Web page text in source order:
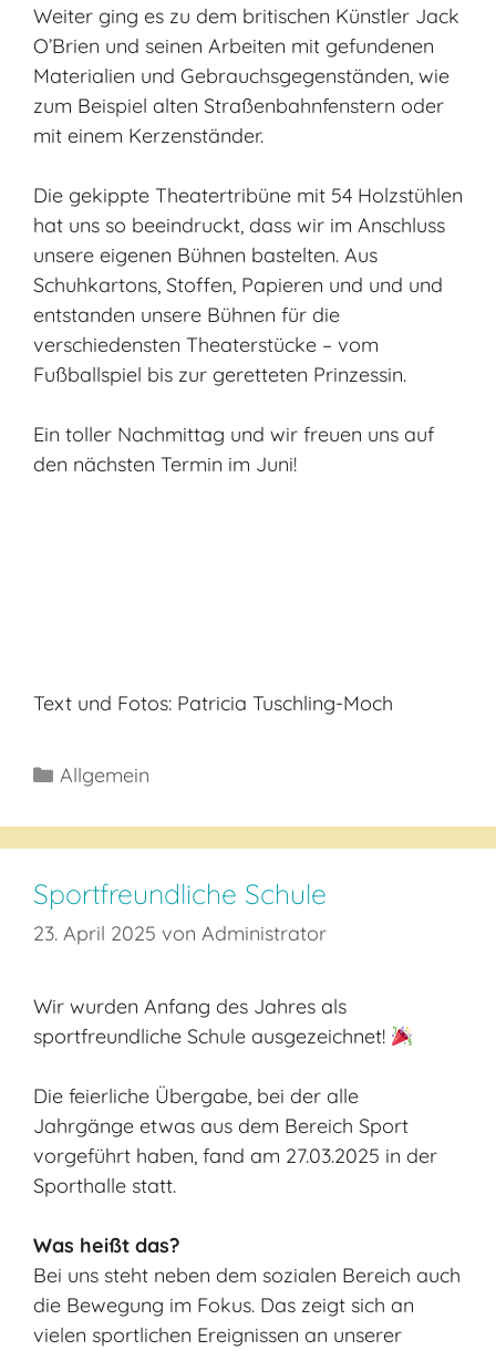
Weiter ging es zu dem britischen Künstler Jack
O’Brien und seinen Arbeiten mit gefundenen
Materialien und Gebrauchsgegenständen, wie
zum Beispiel alten Straßenbahnfenstern oder
mit einem Kerzenständer.
Die gekippte Theatertribüne mit 54 Holzstühlen
hat uns so beeindruckt, dass wir im Anschluss
unsere eigenen Bühnen bastelten. Aus
Schuhkartons, Stoffen, Papieren und und und
entstanden unsere Bühnen für die
verschiedensten Theaterstücke – vom
Fußballspiel bis zur geretteten Prinzessin.
Ein toller Nachmittag und wir freuen uns auf
den nächsten Termin im Juni!
Text und Fotos: Patricia Tuschling-Moch
Kategorien
Allgemein
Sportfreundliche Schule
23. April 2025 von Administrator
Wir wurden Anfang des Jahres als
sportfreundliche Schule ausgezeichnet!
Die feierliche Übergabe, bei der alle
Jahrgänge etwas aus dem Bereich Sport
vorgeführt haben, fand am 27.03.2025 in der
Sporthalle statt.
Was heißt das?
Bei uns steht neben dem sozialen Bereich auch
die Bewegung im Fokus. Das zeigt sich an
vielen sportlichen Ereignissen an unserer